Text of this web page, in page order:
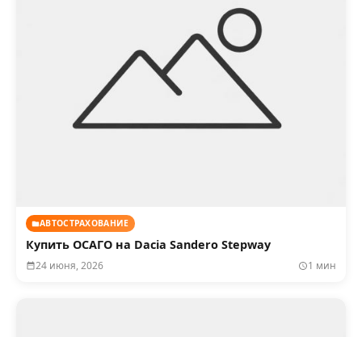
АВТОСТРАХОВАНИЕ
Купить ОСАГО на Dacia Sandero Stepway
24 июня, 2026 1 мин